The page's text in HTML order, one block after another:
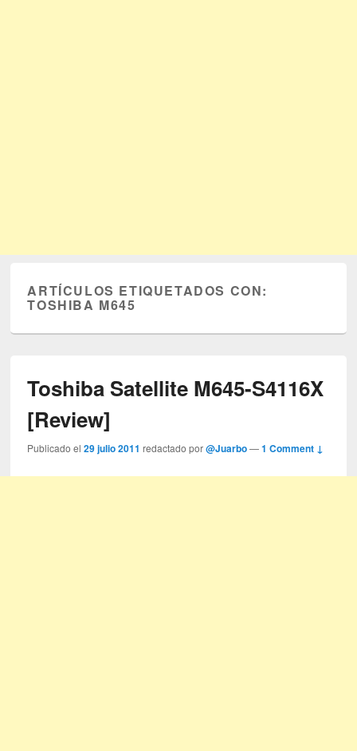
ARTÍCULOS ETIQUETADOS CON:
TOSHIBA M645
Toshiba Satellite M645-S4116X
[Review]
Publicado el29 julio 2011 redactado por@Juarbo —1 Comment ↓